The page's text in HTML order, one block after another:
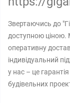
Звертаючись до
доступною ціною.
оперативну
індивідуальний
у нас – це
будівельних